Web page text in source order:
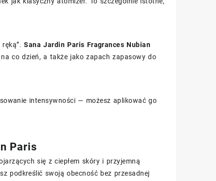
ręką”.Sana Jardin Paris Fragrances Nubian
co dzień, a także jako zapach zapasowy do
intensywności — możesz aplikować go
Paris
się z ciepłem skóry i przyjemną
podkreślić swoją obecność bez przesadnej